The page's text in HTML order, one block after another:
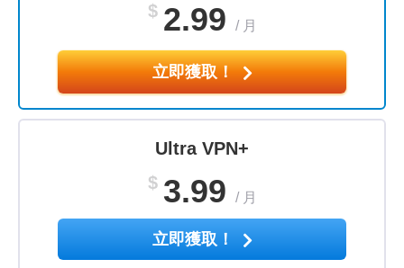
$ 2.99 / 月
立即獲取！
Ultra VPN+
$ 3.99 / 月
立即獲取！